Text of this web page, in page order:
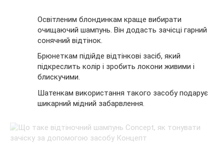
Освітленим блондинкам краще вибирати
очищаючий шампунь. Він додасть зачісці гарний
сонячний відтінок.
Брюнеткам підійде відтінкові засіб, який
підкреслить колір і зробить локони живими і
блискучими.
Шатенкам використання такого засобу подарує
шикарний мідний забарвлення.